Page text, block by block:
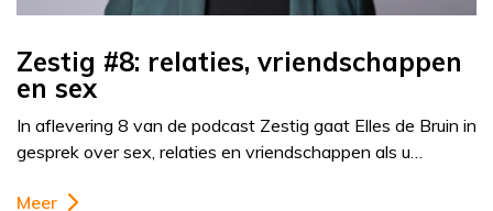
Zestig #8: relaties, vriendschappen
en sex
In aflevering 8 van de podcast Zestig gaat Elles de Bruin in
gesprek over sex, relaties en vriendschappen als u…
Meer